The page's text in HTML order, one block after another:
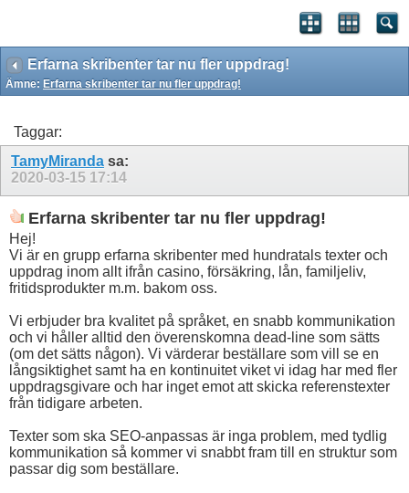
Erfarna skribenter tar nu fler uppdrag!
Ämne: Erfarna skribenter tar nu fler uppdrag!
Taggar:
TamyMiranda sa:
2020-03-15 17:14
Erfarna skribenter tar nu fler uppdrag!
Hej!
Vi är en grupp erfarna skribenter med hundratals texter och
uppdrag inom allt ifrån casino, försäkring, lån, familjeliv,
fritidsprodukter m.m. bakom oss.
Vi erbjuder bra kvalitet på språket, en snabb kommunikation
och vi håller alltid den överenskomna dead-line som sätts
(om det sätts någon). Vi värderar beställare som vill se en
långsiktighet samt ha en kontinuitet viket vi idag har med fler
uppdragsgivare och har inget emot att skicka referenstexter
från tidigare arbeten.
Texter som ska SEO-anpassas är inga problem, med tydlig
kommunikation så kommer vi snabbt fram till en struktur som
passar dig som beställare.